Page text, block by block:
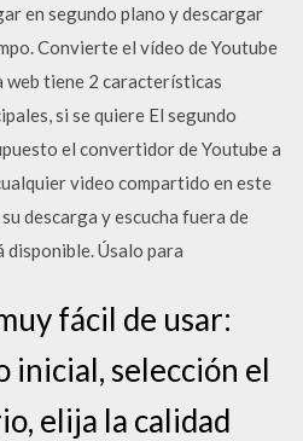
en segundo plano y descargar
Convierte el vídeo de Youtube
web tiene 2 características
si se quiere El segundo
el convertidor de Youtube a
video compartido en este
descarga y escucha fuera de
disponible. Úsalo para
fácil de usar:
inicial, selección el
elija la calidad